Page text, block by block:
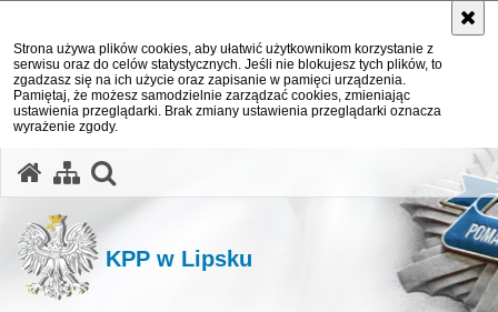
Strona używa plików cookies, aby ułatwić użytkownikom korzystanie z
serwisu oraz do celów statystycznych. Jeśli nie blokujesz tych plików, to
zgadzasz się na ich użycie oraz zapisanie w pamięci urządzenia.
Pamiętaj, że możesz samodzielnie zarządzać cookies, zmieniając
ustawienia przeglądarki. Brak zmiany ustawienia przeglądarki oznacza
wyrażenie zgody.
KPP w Lipsku